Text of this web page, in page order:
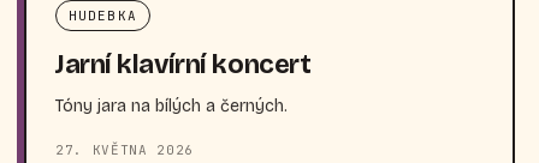
HUDEBKA
Jarní klavírní koncert
Tóny jara na bílých a černých.
27. KVĚTNA 2026